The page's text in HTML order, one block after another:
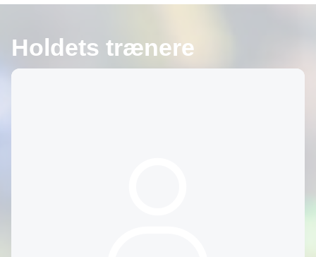
Holdets trænere